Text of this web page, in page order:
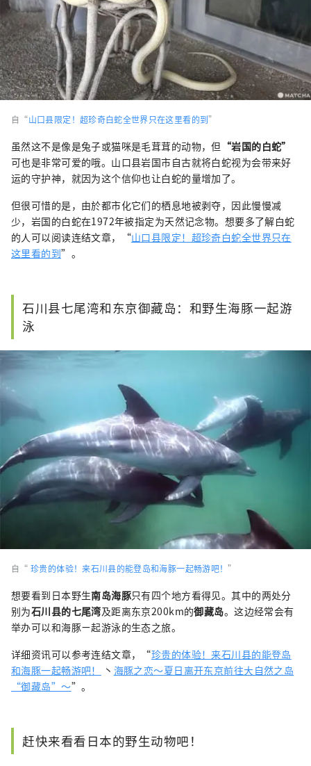
自“山口县限定！超珍奇白蛇全世界只在这里看的到”
虽然这不是像是兔子或猫咪是毛茸茸的动物，但 “岩国的白蛇”
可也是非常可爱的哦。山口县岩国市自古就将白蛇视为会带来好
运的守护神，就因为这个信仰也让白蛇的量增加了。
但很可惜的是，由於都市化它们的栖息地被剥夺，因此慢慢减
少，岩国的白蛇在1972年被指定为天然记念物。想要多了解白蛇
的人可以阅读连结文章，“山口县限定！超珍奇白蛇全世界只在
这里看的到”。
石川县七尾湾和东京御藏岛：和野生海豚一起游
泳
自“珍贵的体验！来石川县的能登岛和海豚一起畅游吧！”
想要看到日本野生南岛海豚只有四个地方看得见。其中的两处分
别为石川县的七尾湾及距离东京200km的御藏岛。这边经常会有
举办可以和海豚ㄧ起游泳的生态之旅。
详细资讯可以参考连结文章，“珍贵的体验！来石川县的能登岛
和海豚一起畅游吧！
丶 海豚之恋～夏日离开东京前往大自然之岛
“御藏岛”～”。
赶快来看看日本的野生动物吧！